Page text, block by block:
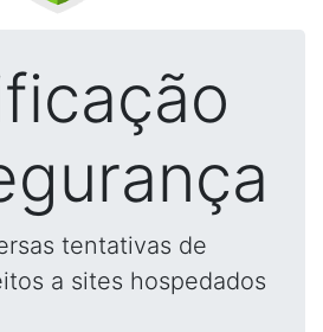
tentativas de
a sites hospedados